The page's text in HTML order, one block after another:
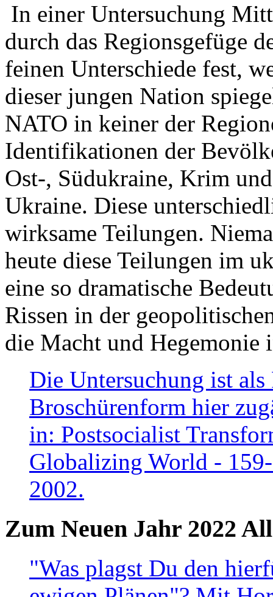
In einer Untersuchung
durch das Regionsgefüge
feinen Unterschiede fest,
dieser jungen Nation
NATO in keiner der
Identifikationen der
Ost-, Südukraine, Krim
Ukraine. Diese
wirksame Teilungen.
heute diese Teilungen im
eine so dramatische
Rissen in der
die Macht und Hegemonie
Die Untersuchung ist
Broschürenform hier
in: Postsocialist
Globalizing World -
2002.
Zum Neuen Jahr 2022
"Was plagst Du den